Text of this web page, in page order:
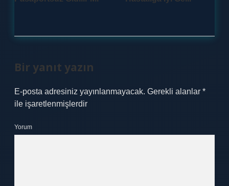
Bir yanıt yazın
E-posta adresiniz yayınlanmayacak. Gerekli alanlar *
ile işaretlenmişlerdir
Yorum